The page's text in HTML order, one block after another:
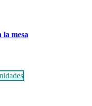
la mesa